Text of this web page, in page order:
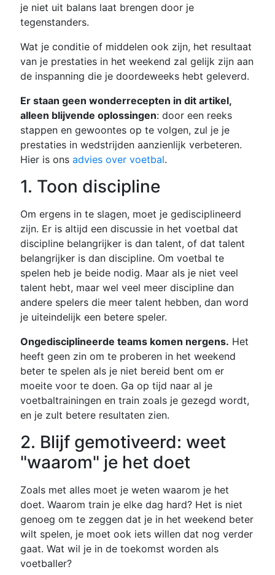
je niet uit balans laat brengen door je
tegenstanders.
Wat je conditie of middelen ook zijn, het resultaat
van je prestaties in het weekend zal gelijk zijn aan
de inspanning die je doordeweeks hebt geleverd.
Er staan geen wonderrecepten in dit artikel,
alleen blijvende oplossingen: door een reeks
stappen en gewoontes op te volgen, zul je je
prestaties in wedstrijden aanzienlijk verbeteren.
Hier is ons advies over voetbal.
1. Toon discipline
Om ergens in te slagen, moet je gedisciplineerd
zijn. Er is altijd een discussie in het voetbal dat
discipline belangrijker is dan talent, of dat talent
belangrijker is dan discipline. Om voetbal te
spelen heb je beide nodig. Maar als je niet veel
talent hebt, maar wel veel meer discipline dan
andere spelers die meer talent hebben, dan word
je uiteindelijk een betere speler.
Ongedisciplineerde teams komen nergens. Het
heeft geen zin om te proberen in het weekend
beter te spelen als je niet bereid bent om er
moeite voor te doen. Ga op tijd naar al je
voetbaltrainingen en train zoals je gezegd wordt,
en je zult betere resultaten zien.
2. Blijf gemotiveerd: weet
"waarom" je het doet
Zoals met alles moet je weten waarom je het
doet. Waarom train je elke dag hard? Het is niet
genoeg om te zeggen dat je in het weekend beter
wilt spelen, je moet ook iets willen dat nog verder
gaat. Wat wil je in de toekomst worden als
voetballer?